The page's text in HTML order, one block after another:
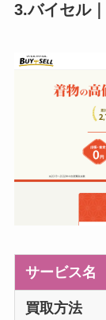
3.バイセル
サービス名
買取方法